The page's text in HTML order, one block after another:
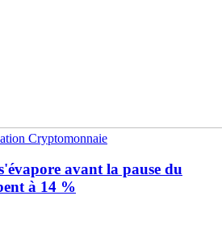
Cryptomonnaie
avant la pause du
à 14 %